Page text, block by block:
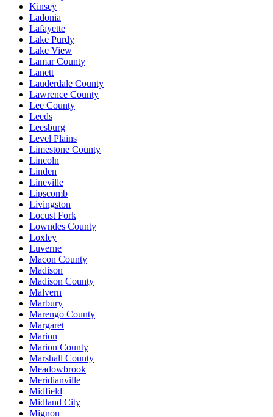
Kinsey
Ladonia
Lafayette
Lake Purdy
Lake View
Lamar County
Lanett
Lauderdale County
Lawrence County
Lee County
Leeds
Leesburg
Level Plains
Limestone County
Lincoln
Linden
Lineville
Lipscomb
Livingston
Locust Fork
Lowndes County
Loxley
Luverne
Macon County
Madison
Madison County
Malvern
Marbury
Marengo County
Margaret
Marion
Marion County
Marshall County
Meadowbrook
Meridianville
Midfield
Midland City
Mignon